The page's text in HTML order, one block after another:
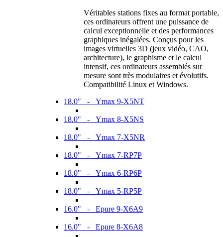
Véritables stations fixes au format portable,
ces ordinateurs offrent une puissance de
calcul exceptionnelle et des performances
graphiques inégalées. Conçus pour les
images virtuelles 3D (jeux vidéo, CAO,
architecture), le graphisme et le calcul
intensif, ces ordinateurs assemblés sur
mesure sont très modulaires et évolutifs.
Compatibilité Linux et Windows.
18.0" - Ymax 9-X5NT
18.0" - Ymax 8-X5NS
18.0" - Ymax 7-X5NR
18.0" - Ymax 7-RP7P
18.0" - Ymax 6-RP6P
18.0" - Ymax 5-RP5P
16.0" - Epure 9-X6A9
16.0" - Epure 8-X6A8